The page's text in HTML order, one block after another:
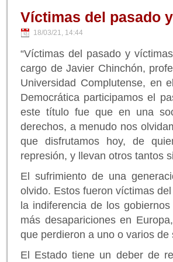
Víctimas del pasado
18/03/21, 14:44
“Víctimas del pasado y
cargo de Javier Chinchón,
Universidad Complutense, en
Democrática participamos el
este título fue que en una
derechos, a menudo nos
que disfrutamos hoy, de
represión, y llevan otros tantos
El sufrimiento de una
olvido. Estos fueron víctimas
la indiferencia de los
más desapariciones en
que perdieron a uno o varios de
El Estado tiene un deber de